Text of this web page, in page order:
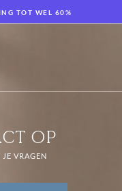
TOT WEL 60%
OP
VRAGEN